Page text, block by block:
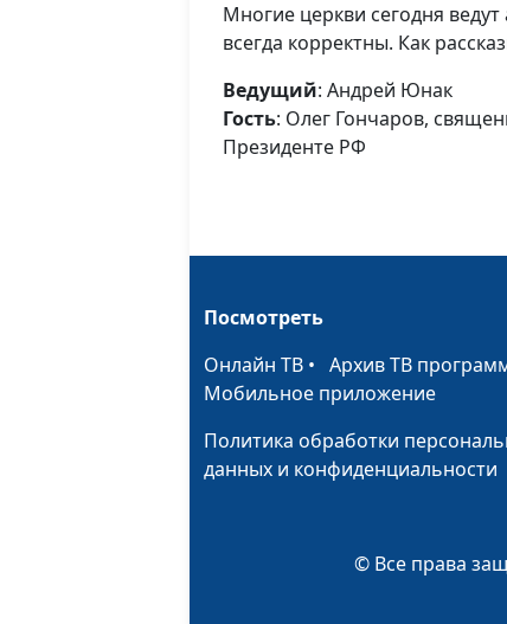
Многие церкви сегодня
всегда корректны. Как
Ведущий: Андрей Юнак
Гость: Олег Гончаров,
Президенте РФ
Посмотреть
Онлайн ТВ • Архив ТВ
Мобильное приложение
Политика обработки
данных и конфиденциальности
© Все права